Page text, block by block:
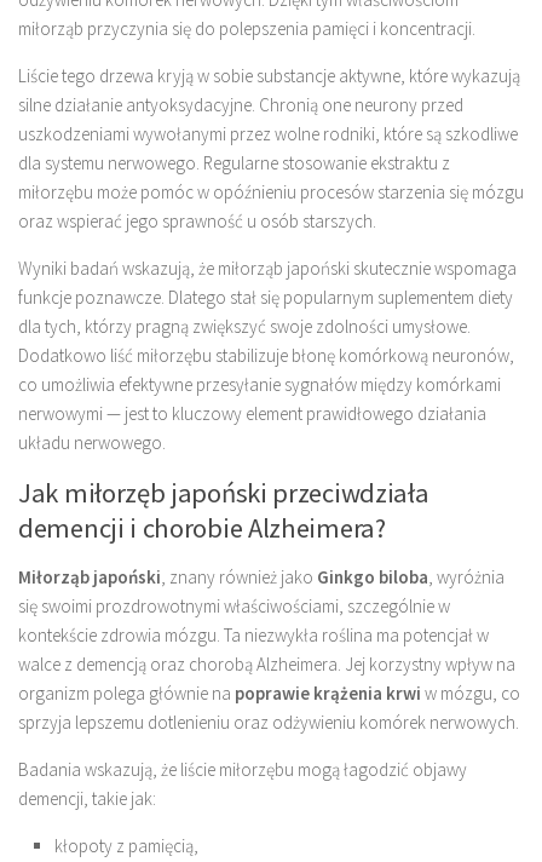
miłorząb przyczynia się do polepszenia pamięci i koncentracji.
Liście tego drzewa kryją w sobie substancje aktywne, które wykazują
silne działanie antyoksydacyjne. Chronią one neurony przed
uszkodzeniami wywołanymi przez wolne rodniki, które są szkodliwe
dla systemu nerwowego. Regularne stosowanie ekstraktu z
miłorzębu może pomóc w opóźnieniu procesów starzenia się mózgu
oraz wspierać jego sprawność u osób starszych.
Wyniki badań wskazują, że miłorząb japoński skutecznie wspomaga
funkcje poznawcze. Dlatego stał się popularnym suplementem diety
dla tych, którzy pragną zwiększyć swoje zdolności umysłowe.
Dodatkowo liść miłorzębu stabilizuje błonę komórkową neuronów,
co umożliwia efektywne przesyłanie sygnałów między komórkami
nerwowymi — jest to kluczowy element prawidłowego działania
układu nerwowego.
Jak miłorzęb japoński przeciwdziała
demencji i chorobie Alzheimera?
Miłorząb japoński, znany również jako Ginkgo biloba, wyróżnia
się swoimi prozdrowotnymi właściwościami, szczególnie w
kontekście zdrowia mózgu. Ta niezwykła roślina ma potencjał w
walce z demencją oraz chorobą Alzheimera. Jej korzystny wpływ na
organizm polega głównie na poprawie krążenia krwi w mózgu, co
sprzyja lepszemu dotlenieniu oraz odżywieniu komórek nerwowych.
Badania wskazują, że liście miłorzębu mogą łagodzić objawy
demencji, takie jak:
kłopoty z pamięcią,